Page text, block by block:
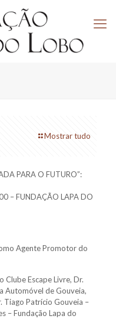
Mostrar tudo
PARA O FUTURO”:
– FUNDAÇÃO LAPA DO
Agente Promotor do
Clube Escape Livre, Dr.
Automóvel de Gouveia,
Tiago Patrício Gouveia –
– Fundação Lapa do